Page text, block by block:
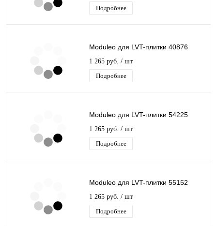
Подробнее
Moduleo для LVT-плитки 40876
1 265 руб. / шт
Подробнее
Moduleo для LVT-плитки 54225
1 265 руб. / шт
Подробнее
Moduleo для LVT-плитки 55152
1 265 руб. / шт
Подробнее